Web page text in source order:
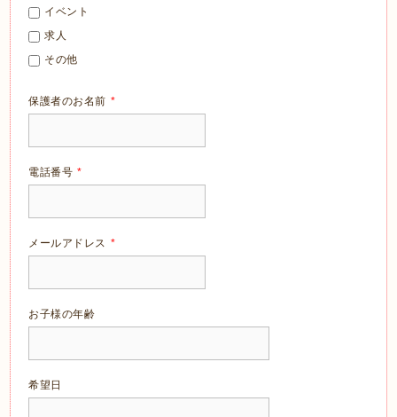
イベント
求人
その他
保護者のお名前 *
電話番号 *
メールアドレス *
お子様の年齢
希望日